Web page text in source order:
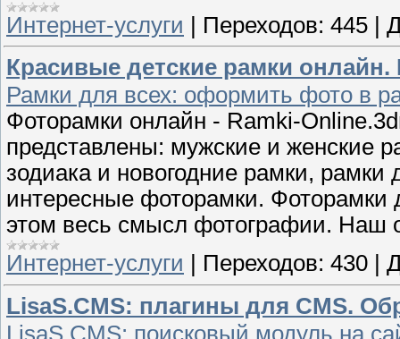
Интернет-услуги | Переходов: 445 |
Красивые детские рамки
Рамки для всех: оформить фото в
Фоторамки онлайн - Ramki-
представлены: мужские и женские
зодиака и новогодние рамки, рамки
интересные фоторамки.
этом весь смысл фотографии. Наш
Интернет-услуги
Переходов: 430
LisaS.CMS: плагины для CMS.
LisaS.CMS: поисковый модуль на